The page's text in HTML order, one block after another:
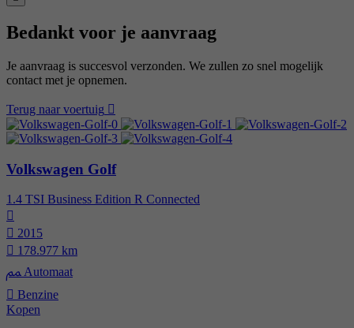
Bedankt voor je aanvraag
Je aanvraag is succesvol verzonden. We zullen zo snel mogelijk
contact met je opnemen.
Terug naar voertuig
Volkswagen Golf
1.4 TSI Business Edition R Connected
2015
178.977 km
Automaat
Benzine
Kopen